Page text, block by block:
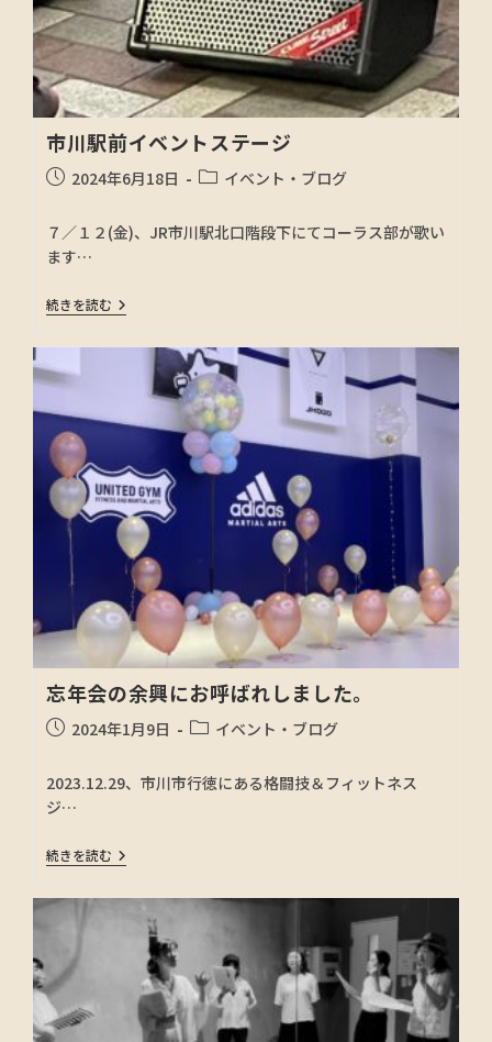
市川駅前イベントステージ
2024年6月18日 イベント・ブログ
７／１２(金)、JR市川駅北口階段下にてコーラス部が歌い
ます…
続きを読む
忘年会の余興にお呼ばれしました。
2024年1月9日 イベント・ブログ
2023.12.29、市川市行徳にある格闘技＆フィットネス
ジ…
続きを読む